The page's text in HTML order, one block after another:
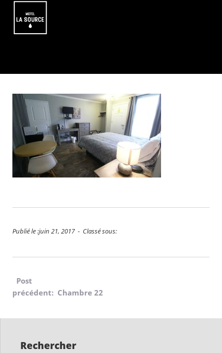
Publié le :juin 21, 2017 - Classé sous:
Navigation
de
l’article
Post
précédent: Chambre 22
Rechercher